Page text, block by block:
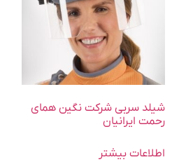
شیلد سربی شرکت نگین همای
رحمت ایرانیان
اطلاعات بیشتر